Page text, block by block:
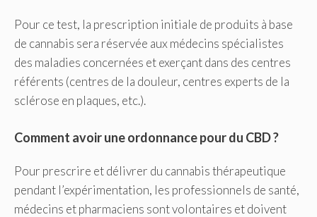
Pour ce test, la prescription initiale de produits à base
de cannabis sera réservée aux médecins spécialistes
des maladies concernées et exerçant dans des centres
référents (centres de la douleur, centres experts de la
sclérose en plaques, etc.).
Comment avoir une ordonnance pour du CBD ?
Pour prescrire et délivrer du cannabis thérapeutique
pendant l’expérimentation, les professionnels de santé,
médecins et pharmaciens sont volontaires et doivent